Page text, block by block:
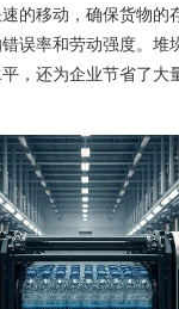
的移动，确保货物的
误率和劳动强度。堆
，还为企业节省了大